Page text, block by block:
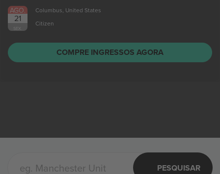
AGO.
21
SEX.
Columbus, United States
Citizen
COMPRE INGRESSOS AGORA
PESQUISAR